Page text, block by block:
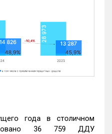
года в столичном
36 759 ДДУ